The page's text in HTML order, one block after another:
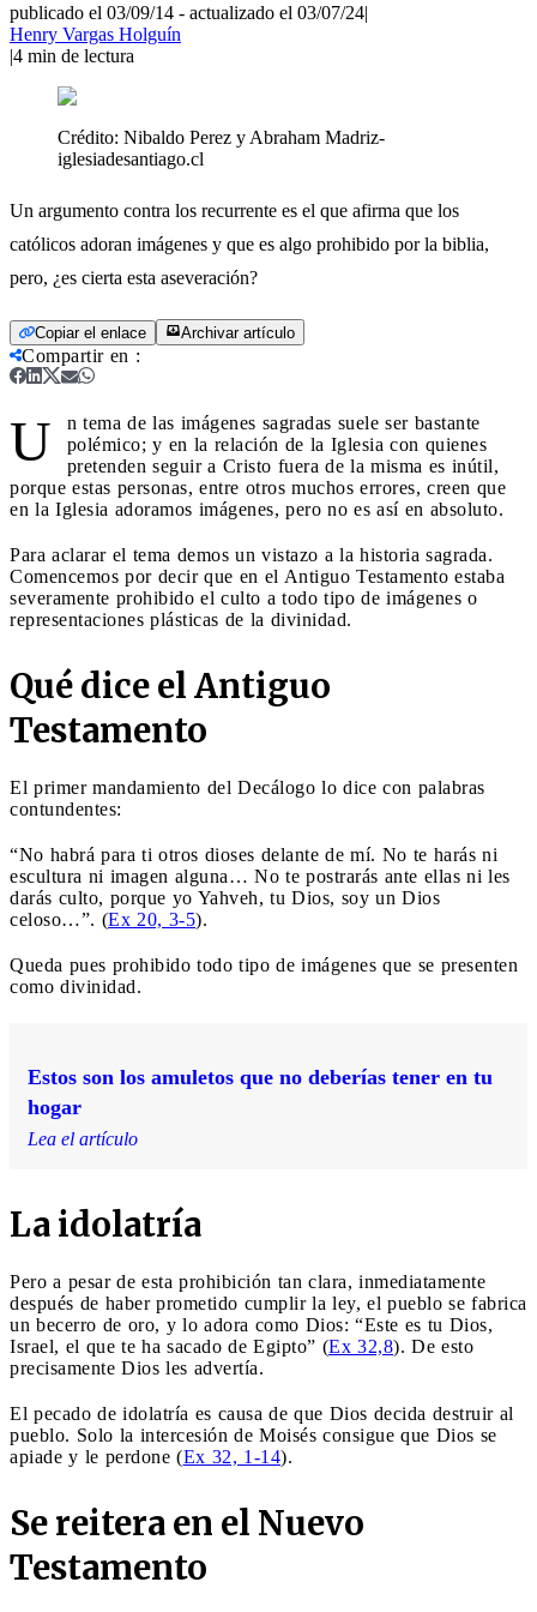
publicado el 03/09/14 - actualizado el 03/07/24|
Henry Vargas Holguín
|4 min de lectura
Crédito: Nibaldo Perez y Abraham Madriz-
iglesiadesantiago.cl
Un argumento contra los recurrente es el que afirma que los
católicos adoran imágenes y que es algo prohibido por la biblia,
pero, ¿es cierta esta aseveración?
Copiar el enlace Archivar artículo
Compartir en :
U
n tema de las imágenes sagradas suele ser bastante
polémico; y en la relación de la Iglesia con quienes
pretenden seguir a Cristo fuera de la misma es inútil,
porque estas personas, entre otros muchos errores, creen que
en la Iglesia adoramos imágenes, pero no es así en absoluto.
Para aclarar el tema demos un vistazo a la historia sagrada.
Comencemos por decir que en el Antiguo Testamento estaba
severamente prohibido el culto a todo tipo de imágenes o
representaciones plásticas de la divinidad.
Qué dice el Antiguo
Testamento
El primer mandamiento del Decálogo lo dice con palabras
contundentes:
“No habrá para ti otros dioses delante de mí. No te harás ni
escultura ni imagen alguna… No te postrarás ante ellas ni les
darás culto, porque yo Yahveh, tu Dios, soy un Dios
celoso…”. (Ex 20, 3-5).
Queda pues prohibido todo tipo de imágenes que se presenten
como divinidad.
Estos son los amuletos que no deberías tener en tu
hogar
Lea el artículo
La idolatría
Pero a pesar de esta prohibición tan clara, inmediatamente
después de haber prometido cumplir la ley, el pueblo se fabrica
un becerro de oro, y lo adora como Dios: “Este es tu Dios,
Israel, el que te ha sacado de Egipto” (Ex 32,8). De esto
precisamente Dios les advertía.
El pecado de idolatría es causa de que Dios decida destruir al
pueblo. Solo la intercesión de Moisés consigue que Dios se
apiade y le perdone (Ex 32, 1-14).
Se reitera en el Nuevo
Testamento